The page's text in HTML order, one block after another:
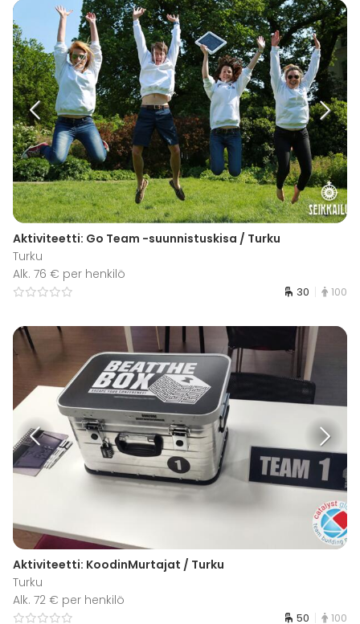
Aktiviteetti: Go Team -suunnistuskisa / Turku
Turku
Alk. 76 € per henkilö
30 100
Aktiviteetti: KoodinMurtajat / Turku
Turku
Alk. 72 € per henkilö
50 100